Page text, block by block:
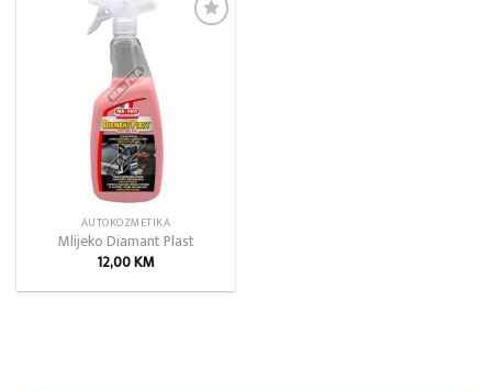
AUTOKOZMETIKA
Mlijeko Diamant Plast
12,00KM